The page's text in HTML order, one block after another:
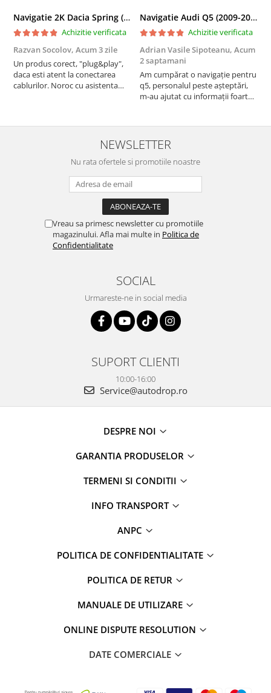
Navigatie 2K Dacia Spring (2021- Prezent), Android, S-Quadcore / 4GB RAM + 64GB ROM, 9.5 Inch - AD-BGS90042K+AD-BGRKIT366V4s
Achizitie verificata
Razvan Socolov, Acum 3 zile
Un produs corect, "plug&play",
daca esti atent la conectarea
cablurilor. Noroc cu asistenta
atras atentia ca nu era conectat
cablul de video de la camera
Navigatie Audi Q5 (2009-2017), Linux OS & OEM, MMI 3G, CarPlay & Android Auto Wireless, MirrorLink, Camera AHD, 12.3 Inch - AD-BGAALNXH+AD-BGRKITQ5002
Achizitie verificata
Adrian Vasile Sipoteanu, Acum
2 saptamani
Am cumpărat o navigație pentru
q5, personalul peste așteptări,
m-au ajutat cu informații foarte
serviabili, livrare rapidă, suport
tehnic, totul impecabil, o să revin
la ei și pentru vi...
NEWSLETTER
Nu rata ofertele si promotiile noastre
Vreau sa primesc newsletter cu promotiile
magazinului. Afla mai multe in Politica de
Confidentialitate
SOCIAL
Urmareste-ne in social media
SUPORT CLIENTI
10:00-16:00
Service@autodrop.ro
DESPRE NOI
GARANTIA PRODUSELOR
TERMENI SI CONDITII
INFO TRANSPORT
ANPC
POLITICA DE CONFIDENTIALITATE
POLITICA DE RETUR
MANUALE DE UTILIZARE
ONLINE DISPUTE RESOLUTION
DATE COMERCIALE